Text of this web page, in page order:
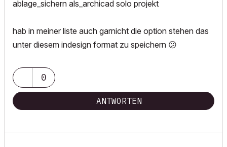
ablage_sichern als_archicad solo projekt
hab in meiner liste auch garnicht die option stehen das
unter diesem indesign format zu speichern 😕
0
ANTWORTEN